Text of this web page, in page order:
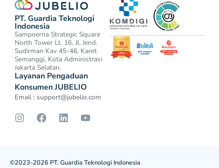
PT. Guardia Teknologi
Indonesia
Sampoerna Strategic Square
North Tower Lt. 16, Jl. Jend.
Sudirman Kav 45-46, Karet
Semanggi, Kota Administrasi
Jakarta Selatan.
Layanan Pengaduan
Konsumen JUBELIO
Email : support@jubelio.com
©2023-2026 PT. Guardia Teknologi Indonesia